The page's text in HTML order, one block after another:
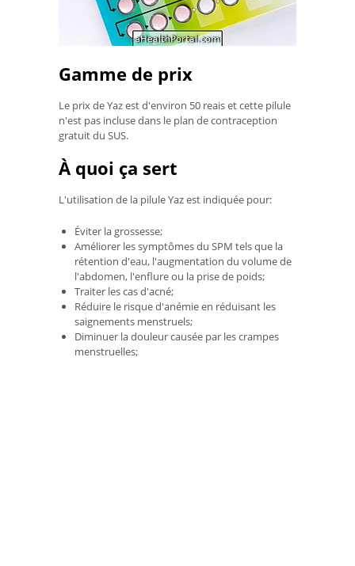
Gamme de prix
Le prix de Yaz est d'environ 50 reais et cette pilule
n'est pas incluse dans le plan de contraception
gratuit du SUS.
À quoi ça sert
L'utilisation de la pilule Yaz est indiquée pour:
Éviter la grossesse;
Améliorer les symptômes du SPM tels que la
rétention d'eau, l'augmentation du volume de
l'abdomen, l'enflure ou la prise de poids;
Traiter les cas d'acné;
Réduire le risque d'anémie en réduisant les
saignements menstruels;
Diminuer la douleur causée par les crampes
menstruelles;